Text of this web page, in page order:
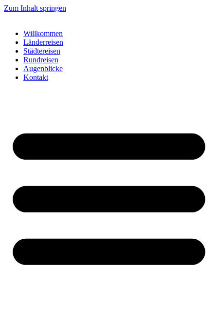
Zum Inhalt springen
Willkommen
Länderreisen
Städtereisen
Rundreisen
Augenblicke
Kontakt